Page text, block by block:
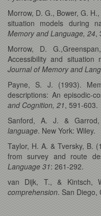
Morrow, D. G., Bower, G.
situation models during
Memory and Language, 24,
Morrow, D.
Accessibility and situation
Journal of Memory and
Payne, S. J. (1993).
descriptions: An episodic-
and Cognition, 21, 591-603.
Sanford, A. J. &
language. New York: Wiley.
Taylor, H. A. & Tversky, B.
from survey and route
Language 31: 261-292.
van Dijk, T., & Kintsch,
comprehension. San Diego,